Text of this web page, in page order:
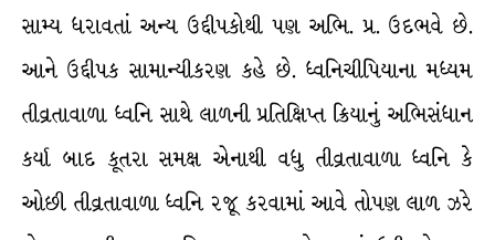
સામ્ય ધરાવતાં અન્ય ઉદ્દીપકોથી પણ અભિ. પ્ર. ઉદભવે છે.
આને ઉદ્દીપક સામાન્યીકરણ કહે છે. ધ્વનિચીપિયાના મધ્યમ
તીવ્રતાવાળા ધ્વનિ સાથે લાળની પ્રતિક્ષિપ્ત ક્રિયાનું અભિસંધાન
કર્યા બાદ કૂતરા સમક્ષ એનાથી વધુ તીવ્રતાવાળા ધ્વનિ કે
ઓછી તીવ્રતાવાળા ધ્વનિ રજૂ કરવામાં આવે તોપણ લાળ ઝરે